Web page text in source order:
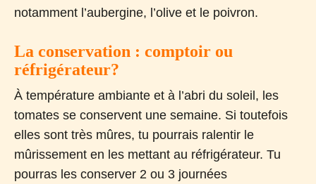
notamment l’aubergine, l’olive et le poivron.
La conservation : comptoir ou
réfrigérateur?
À température ambiante et à l’abri du soleil, les
tomates se conservent une semaine. Si toutefois
elles sont très mûres, tu pourrais ralentir le
mûrissement en les mettant au réfrigérateur. Tu
pourras les conserver 2 ou 3 journées